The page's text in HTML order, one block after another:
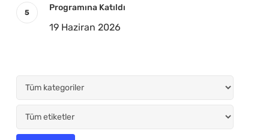
Programına Katıldı
19 Haziran 2026